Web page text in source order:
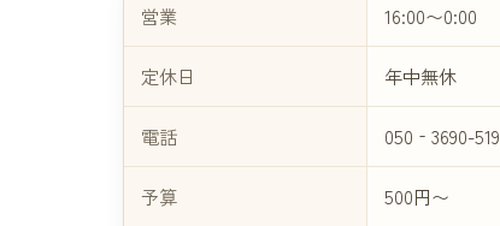
営業 16:00〜0:00
定休日 年中無休
電話 050‐3690-
予算 500円〜